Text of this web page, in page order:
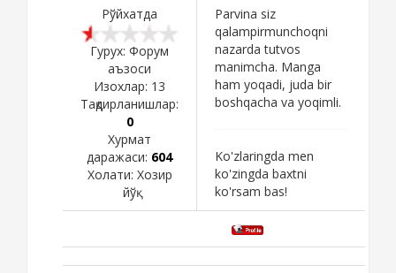
Рўйхатда
Гурух: Форум
аъзоси
Изохлар: 13
Тақдирланишлар:
0
Хурмат
даражаси: 604
Холати: Хозир
йўқ
Parvina siz
qalampirmunchoqni
nazarda tutvos
manimcha. Manga
ham yoqadi, juda bir
boshqacha va yoqimli.
Ko'zlaringda men
ko'zingda baxtni
ko'rsam bas!